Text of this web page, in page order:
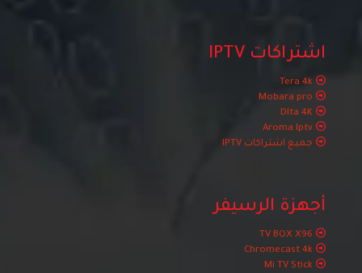
اشتراكات IPTV
Tera 4k
Mobara pro
Dlta 4K
Aroma Iptv
جميع اشتراكات IPTV
أجهزة الرسيفر
TV BOX X96
Chromecast 4k
Mi TV Stick